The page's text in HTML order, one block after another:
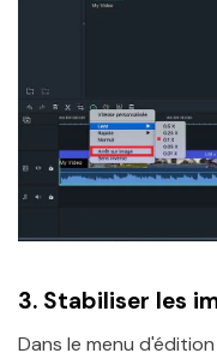
3. Stabiliser les
Dans le menu